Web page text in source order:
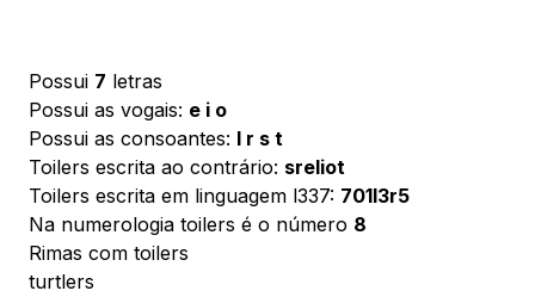
Possui 7 letras
Possui as vogais: e i o
Possui as consoantes: l r s t
Toilers escrita ao contrário: sreliot
Toilers escrita em linguagem l337: 701l3r5
Na numerologia toilers é o número 8
Rimas com toilers
turtlers